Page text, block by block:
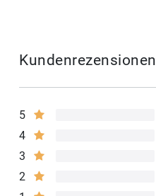
Kundenrezensionen
5
4
3
2